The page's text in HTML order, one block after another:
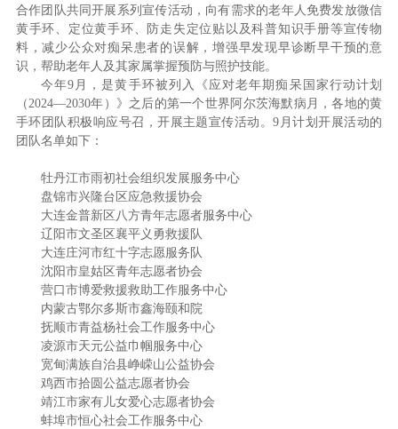
合作团队共同开展系列宣传活动，向有需求的老年人免费发放微信
黄手环、定位黄手环、防走失定位贴以及科普知识手册等宣传物
料，减少公众对痴呆患者的误解，增强早发现早诊断早干预的意
识，帮助老年人及其家属掌握预防与照护技能。
今年9月，是黄手环被列入《应对老年期痴呆国家行动计划
（2024—2030年）》之后的第一个世界阿尔茨海默病月，各地的黄
手环团队积极响应号召，开展主题宣传活动。9月计划开展活动的
团队名单如下：
牡丹江市雨初社会组织发展服务中心
盘锦市兴隆台区应急救援协会
大连金普新区八方青年志愿者服务中心
辽阳市文圣区襄平义勇救援队
大连庄河市红十字志愿服务队
沈阳市皇姑区青年志愿者协会
营口市博爱救援救助工作服务中心
内蒙古鄂尔多斯市鑫海颐和院
抚顺市青益杨社会工作服务中心
凌源市天元公益巾帼服务中心
宽甸满族自治县峥嵘山公益协会
鸡西市拾圆公益志愿者协会
靖江市家有儿女爱心志愿者协会
蚌埠市恒心社会工作服务中心